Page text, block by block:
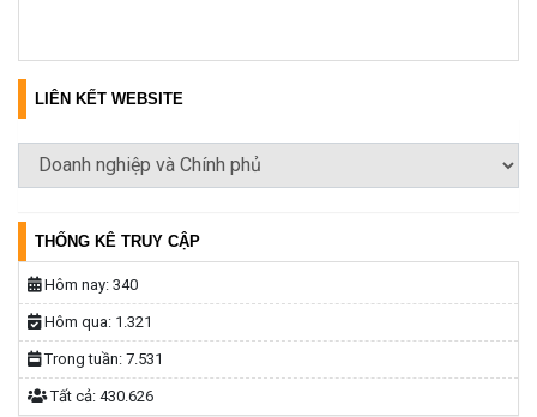
LIÊN KẾT WEBSITE
THỐNG KÊ TRUY CẬP
Hôm nay: 340
Hôm qua: 1.321
Trong tuần: 7.531
Tất cả: 430.626